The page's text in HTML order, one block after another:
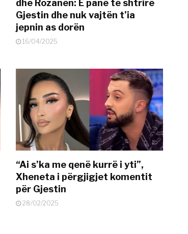
dhe Rozanën: E panë të shtrirë
Gjestin dhe nuk vajtën t’ia
jepnin as dorën
16/04/2025
“Ai s’ka me qenë kurrë i yti”,
Xheneta i përgjigjet komentit
për Gjestin
28/02/2025